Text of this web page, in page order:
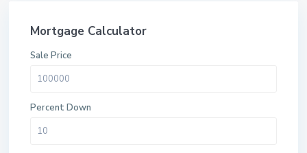
Mortgage Calculator
Sale Price
Percent Down